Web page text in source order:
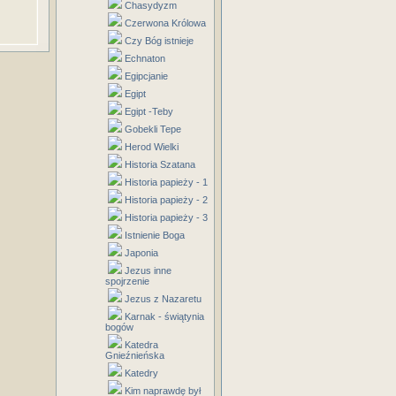
Chasydyzm
Czerwona Królowa
Czy Bóg istnieje
Echnaton
Egipcjanie
Egipt
Egipt -Teby
Gobekli Tepe
Herod Wielki
Historia Szatana
Historia papieży - 1
Historia papieży - 2
Historia papieży - 3
Istnienie Boga
Japonia
Jezus inne
spojrzenie
Jezus z Nazaretu
Karnak - świątynia
bogów
Katedra
Gnieźnieńska
Katedry
Kim naprawdę był